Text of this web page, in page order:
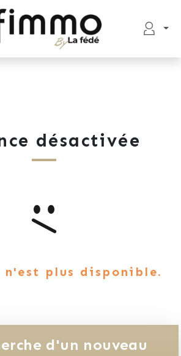
désactivée
n'est plus disponible.
d'un nouveau